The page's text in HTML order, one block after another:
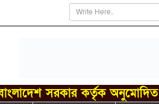
বাংলাদেশ সরকার কর্তৃক